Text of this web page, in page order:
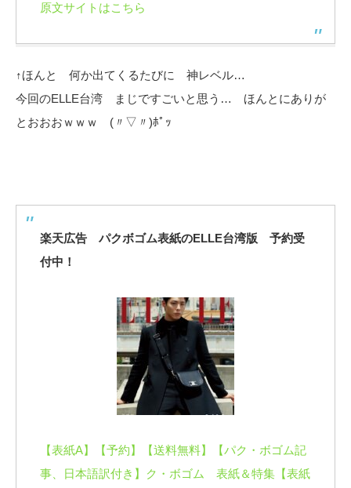
原文サイトはこちら
↑ほんと 何か出てくるたびに 神レベル…
今回のELLE台湾 まじですごいと思う… ほんとにありが
とおおおｗｗｗ (〃▽〃)ﾎﾟｯ
楽天広告 パクボゴム表紙のELLE台湾版 予約受
付中！
【表紙A】【予約】【送料無料】【パク・ボゴム記
事、日本語訳付き】ク・ボゴム 表紙＆特集【表紙